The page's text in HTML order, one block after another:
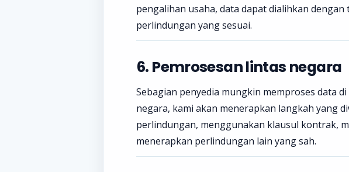
pengalihan usaha, data dapat dialihkan
perlindungan yang sesuai.
6. Pemrosesan lintas negara
Sebagian penyedia mungkin memproses data
negara, kami akan menerapkan langkah yang
perlindungan, menggunakan klausul kontrak,
menerapkan perlindungan lain yang sah.